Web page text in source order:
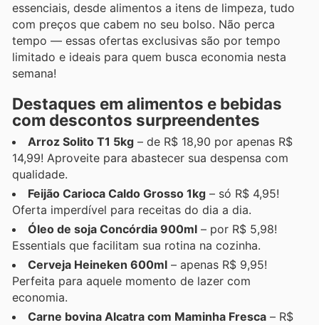
essenciais, desde alimentos a itens de limpeza, tudo
com preços que cabem no seu bolso. Não perca
tempo — essas ofertas exclusivas são por tempo
limitado e ideais para quem busca economia nesta
semana!
Destaques em alimentos e bebidas
com descontos surpreendentes
Arroz Solito T1 5kg – de R$ 18,90 por apenas R$
14,99! Aproveite para abastecer sua despensa com
qualidade.
Feijão Carioca Caldo Grosso 1kg – só R$ 4,95!
Oferta imperdível para receitas do dia a dia.
Óleo de soja Concórdia 900ml – por R$ 5,98!
Essentials que facilitam sua rotina na cozinha.
Cerveja Heineken 600ml – apenas R$ 9,95!
Perfeita para aquele momento de lazer com
economia.
Carne bovina Alcatra com Maminha Fresca – R$